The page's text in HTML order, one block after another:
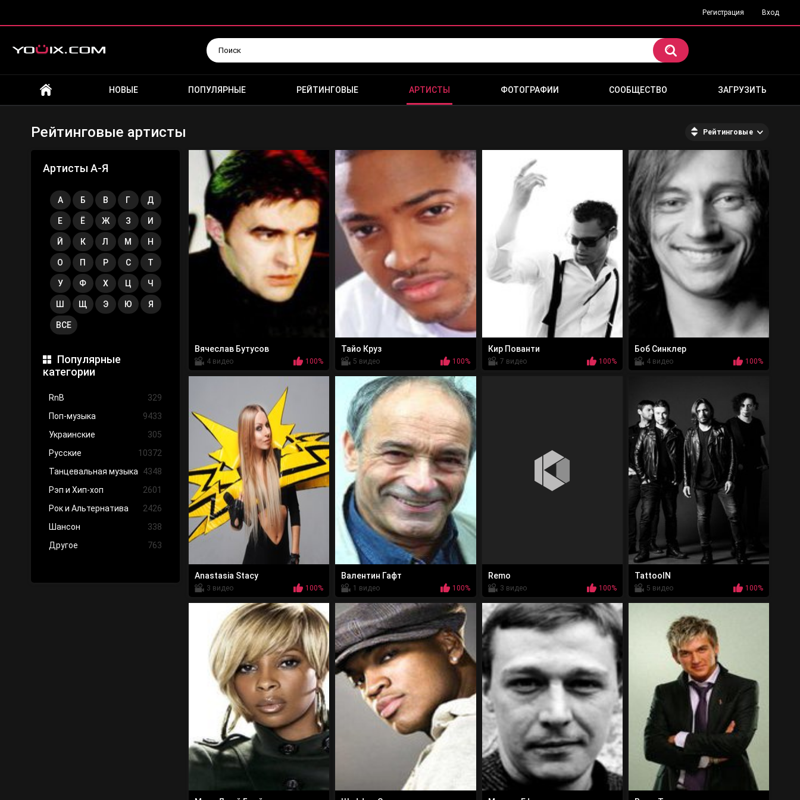
Регистрация Вход
НОВЫЕ ПОПУЛЯРНЫЕ РЕЙТИНГОВЫЕ АРТИСТЫ ФОТОГРАФИИ СООБЩЕСТВО ЗАГРУЗИТЬ
Артисты А-Я
А Б В Г Д
Е Ё Ж З И
Й К Л М Н
О П Р С Т
У Ф Х Ц Ч
Ш Щ Э Ю Я
ВСЕ
Популярные
категории
RnB
329
Поп-музыка
9433
Украинские
305
Русские
10372
Танцевальная музыка
4348
Рэп и Хип-хоп
2601
Рок и Альтернатива
2426
Шансон
338
Другое
763
Рейтинговые артисты Рейтинговые
Вячеслав Бутусов
4 видео 100%
Тайо Круз
5 видео 100%
Кир Пованти
7 видео 100%
Боб Синклер
4 видео 100%
Anastasia Stacy
3 видео 100%
Валентин Гафт
1 видео 100%
Remo
3 видео 100%
TattooIN
5 видео 100%